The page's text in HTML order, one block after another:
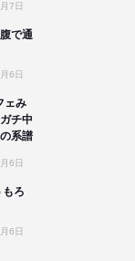
7日
で通
6日
ェみ
チ中
系譜
6日
ろ
6日